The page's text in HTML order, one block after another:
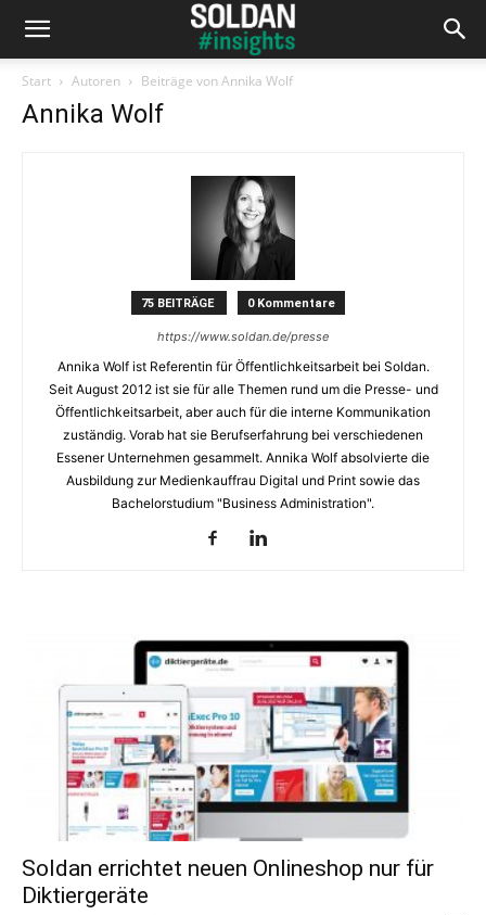
Start Autoren Beiträge von Annika Wolf
Annika Wolf
75 BEITRÄGE 0 Kommentare
https://www.soldan.de/presse
Annika Wolf ist Referentin für Öffentlichkeitsarbeit bei Soldan.
Seit August 2012 ist sie für alle Themen rund um die Presse- und
Öffentlichkeitsarbeit, aber auch für die interne Kommunikation
zuständig. Vorab hat sie Berufserfahrung bei verschiedenen
Essener Unternehmen gesammelt. Annika Wolf absolvierte die
Ausbildung zur Medienkauffrau Digital und Print sowie das
Bachelorstudium "Business Administration".
Soldan errichtet neuen Onlineshop nur für
Diktiergeräte